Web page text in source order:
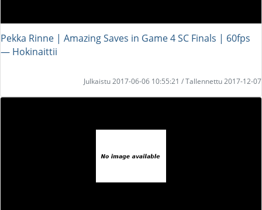
Pekka Rinne | Amazing Saves in Game 4 SC Finals | 60fps
― Hokinaittii
Julkaistu 2017-06-06 10:55:21 / Tallennettu 2017-12-07